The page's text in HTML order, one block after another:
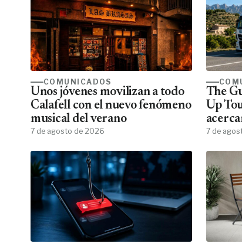
COMUNICADOS
Unos jóvenes movilizan a todo
Calafell con el nuevo fenómeno
musical del verano
7 de agosto de 2026
The
Up
todos
7 de